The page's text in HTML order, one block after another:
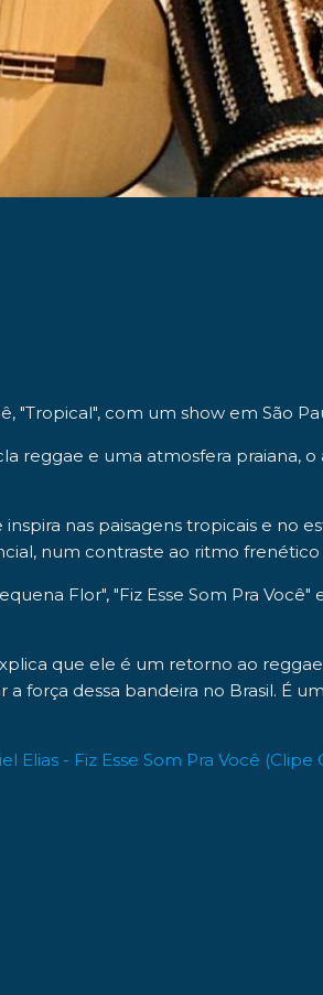
"Tropical", com um show em São
reggae e uma atmosfera praiana,
nas paisagens tropicais e
num contraste ao ritmo frenético
Flor", "Fiz Esse Som Pra Você"
que ele é um retorno ao
força dessa bandeira no Brasil. É
Elias - Fiz Esse Som Pra Você (Clipe